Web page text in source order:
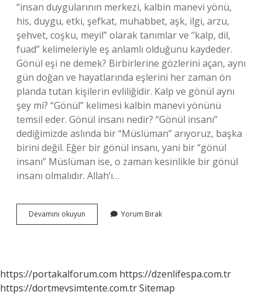
“insan duygularının merkezi, kalbin manevi yönü,
his, duygu, etki, şefkat, muhabbet, aşk, ilgi, arzu,
şehvet, coşku, meyil” olarak tanımlar ve “kalp, dil,
fuad” kelimeleriyle eş anlamlı olduğunu kaydeder.
Gönül eşi ne demek? Birbirlerine gözlerini açan, aynı
gün doğan ve hayatlarında eşlerini her zaman ön
planda tutan kişilerin evliliğidir. Kalp ve gönül aynı
şey mi? “Gönül” kelimesi kalbin manevi yönünü
temsil eder. Gönül insanı nedir? “Gönül insanı”
dediğimizde aslında bir “Müslüman” arıyoruz, başka
birini değil. Eğer bir gönül insanı, yani bir “gönül
insanı” Müslüman ise, o zaman kesinlikle bir gönül
insanı olmalıdır. Allah’ı…
Devamını okuyun
Eşi
Yorum Bırak
https://portakalforum.com https://dzenlifespa.com.tr
https://dortmevsimtente.com.trSitemap